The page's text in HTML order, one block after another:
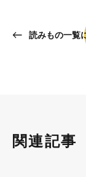
読みもの一覧
関連記事